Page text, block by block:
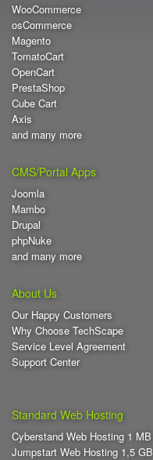
WooCommerce
osCommerce
Magento
TomatoCart
OpenCart
PrestaShop
Cube Cart
Axis
and many more
CMS/Portal Apps
Joomla
Mambo
Drupal
phpNuke
and many more
About Us
Our Happy Customers
Why Choose TechScape
Service Level Agreement
Support Center
Standard Web Hosting
Cyberstand Web Hosting 1 MB
Jumpstart Web Hosting 1,5 GB